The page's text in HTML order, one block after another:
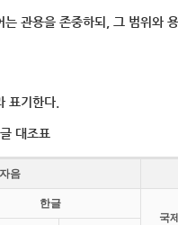
는 관용을 존중하되, 그 범위와
표기한다.
대조표
자음
한글
국